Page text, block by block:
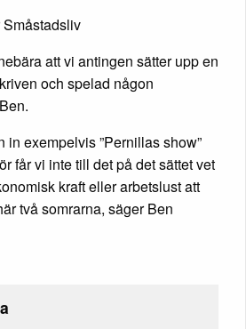
att vi antingen sätter upp en
och spelad någon
in exempelvis ”Pernillas show”
får vi inte till det på det sättet vet
kraft eller arbetslust att
två somrarna, säger Ben